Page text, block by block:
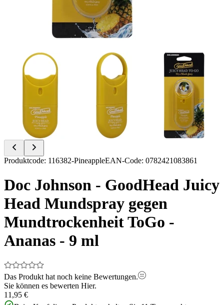
Item
of
Produktcode: 116382-PineappleEAN-Code: 0782421083861
Doc Johnson - GoodHead Juicy
Head Mundspray gegen
Mundtrockenheit ToGo -
Ananas - 9 ml
Das Produkt hat noch keine Bewertungen.
Sie können es bewerten Hier.
11,95 €